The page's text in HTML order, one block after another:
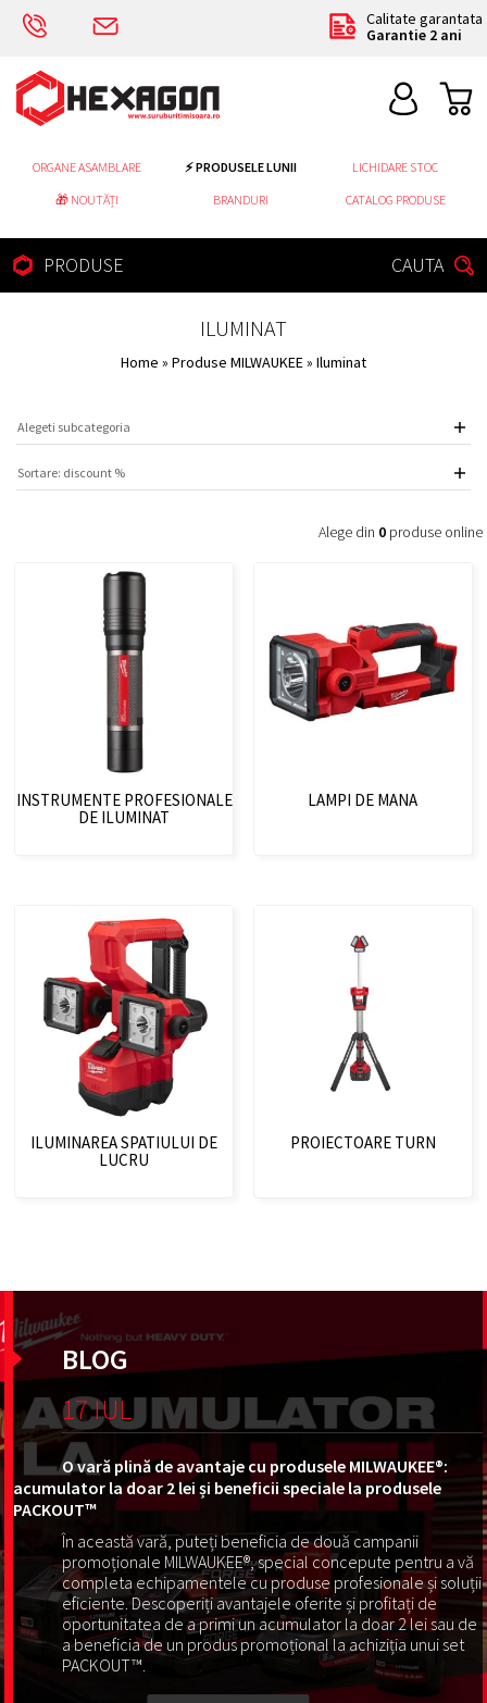
Calitate garantata
Garantie 2 ani
ORGANE ASAMBLARE ⚡ PRODUSELE LUNII
LICHIDARE STOC
🎁 NOUTĂȚI
BRANDURI CATALOG PRODUSE
PRODUSE CAUTA
ILUMINAT
Home » Produse MILWAUKEE» Iluminat
Alege din 0produse online
INSTRUMENTE PROFESIONALE
DE ILUMINAT
LAMPI DE MANA
ILUMINAREA SPATIULUI DE
LUCRU
PROIECTOARE TURN
BLOG
17 IUL
O vară plină de avantaje cu produsele MILWAUKEE®:
acumulator la doar 2 lei și beneficii speciale la produsele
PACKOUT™
În această vară, puteți beneficia de două campanii
promoționale MILWAUKEE®, special concepute pentru a vă
completa echipamentele cu produse profesionale și soluții
eficiente. Descoperiți avantajele oferite și profitați de
oportunitatea de a primi un acumulator la doar 2 lei sau de
a beneficia de un produs promoțional la achiziția unui set
PACKOUT™.